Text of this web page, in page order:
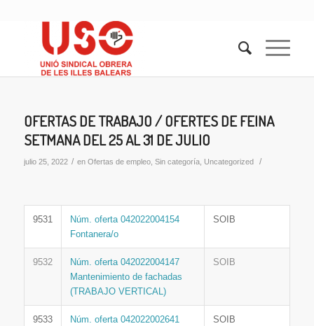
OFERTAS DE TRABAJO / OFERTES DE FEINA
SETMANA DEL 25 AL 31 DE JULIO
julio 25, 2022 / en Ofertas de empleo, Sin categoría, Uncategorized /
9531
Núm. oferta 042022004154
Fontanera/o
SOIB
9532
Núm. oferta 042022004147
Mantenimiento de fachadas
(TRABAJO VERTICAL)
SOIB
9533
Núm. oferta 042022002641
SOIB